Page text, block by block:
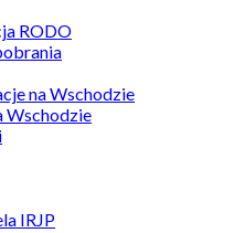
RODO
na Wschodzie
Wschodzie
IRJP